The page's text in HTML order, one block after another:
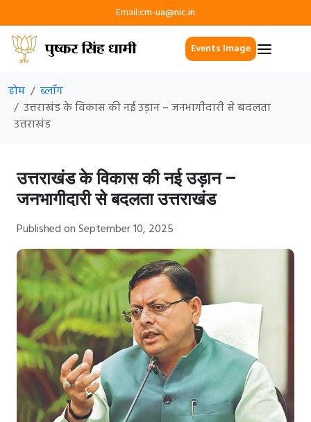
Email:cm-ua@nic.in
Events Image
होम
ब्लॉग
उत्तराखंड के विकास की नई उड़ान – जनभागीदारी से बदलता
उत्तराखंड
उत्तराखंड के विकास की नई उड़ान –
जनभागीदारी से बदलता उत्तराखंड
Published on September 10, 2025